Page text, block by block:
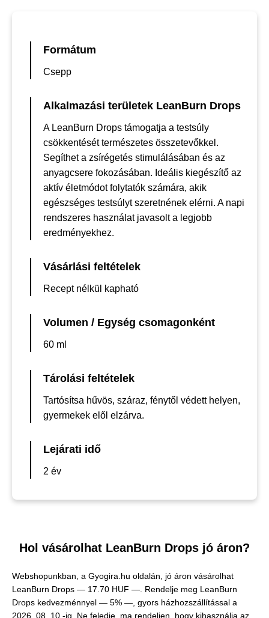
Formátum
Csepp
Alkalmazási területek LeanBurn Drops
A LeanBurn Drops támogatja a testsúly
csökkentését természetes összetevőkkel.
Segíthet a zsírégetés stimulálásában és az
anyagcsere fokozásában. Ideális kiegészítő az
aktív életmódot folytatók számára, akik
egészséges testsúlyt szeretnének elérni. A napi
rendszeres használat javasolt a legjobb
eredményekhez.
Vásárlási feltételek
Recept nélkül kapható
Volumen / Egység csomagonként
60 ml
Tárolási feltételek
Tartósítsa hűvös, száraz, fénytől védett helyen,
gyermekek elől elzárva.
Lejárati idő
2 év
Hol vásárolhat LeanBurn Drops jó áron?
Webshopunkban, a Gyogira.hu oldalán, jó áron vásárolhat
LeanBurn Drops — 17.70 HUF — . Rendelje meg LeanBurn
Drops kedvezménnyel — 5% —, gyors házhozszállítással a
2026. 08. 10.-ig. Ne feledje, ma rendeljen, hogy kihasználja az